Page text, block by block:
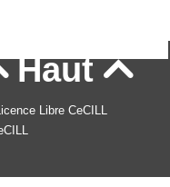
Haut
Libre CeCILL